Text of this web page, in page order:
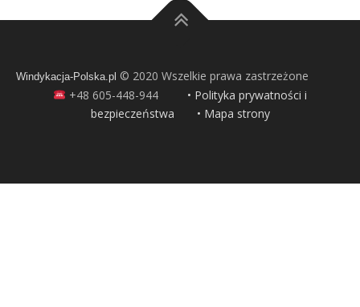
Windykacja-Polska.pl © 2020 Wszelkie prawa zastrzeżone
+48 605-448-944 • Polityka prywatności i
bezpieczeństwa
• Mapa strony